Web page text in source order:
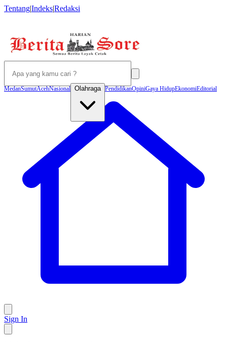
Tentang|Indeks|Redaksi
MedanSumutAcehNasional Olahraga PendidikanOpiniGaya HidupEkonomiEditorial
Sign In